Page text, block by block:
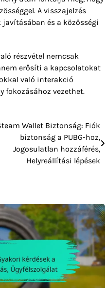
A visszajelzés
és a közösségi
részvétel nemcsak
erősíti a kapcsolatokat
való interakció
fokozásához vezethet.
Wallet Biztonság: Fiók
biztonság a PUBG-hoz,
Jogosulatlan hozzáférés,
Helyreállítási lépések